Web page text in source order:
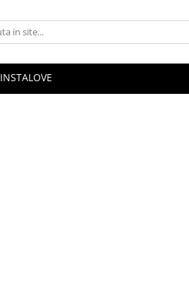
INSTALOVE